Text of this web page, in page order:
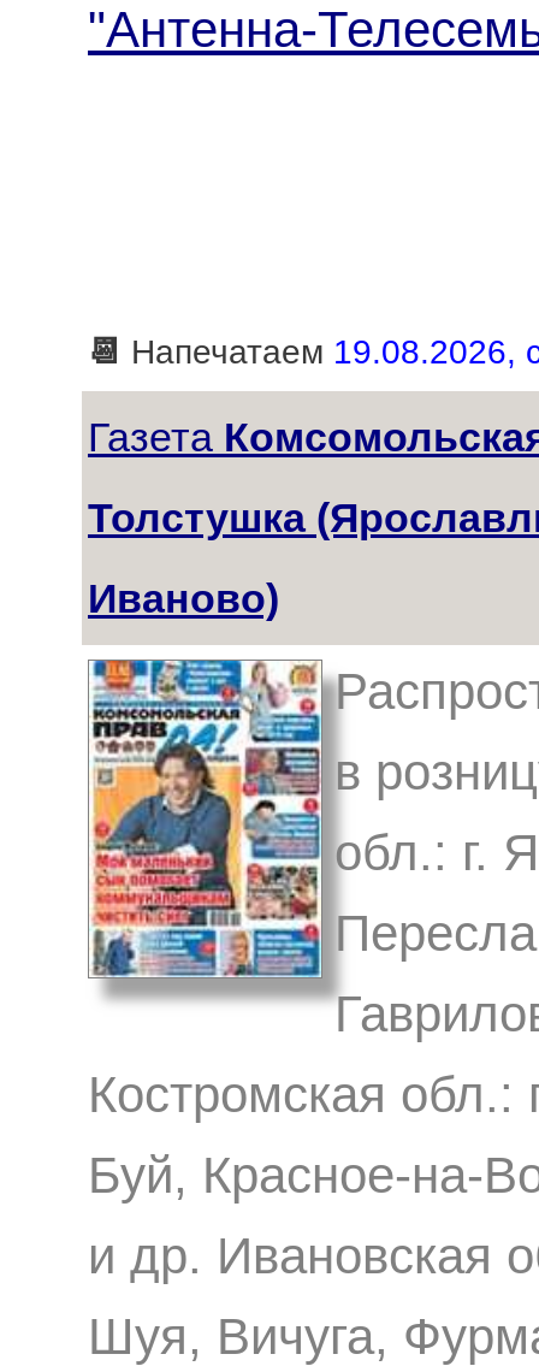
"Антенна-
📆 Напечатаем 19.08.2026,
Газета
Толстушка
Иваново)
в
обл.: г.
Костромская
Буй, Красное-на-
и др. Ивановская
Шуя, Вичуга,